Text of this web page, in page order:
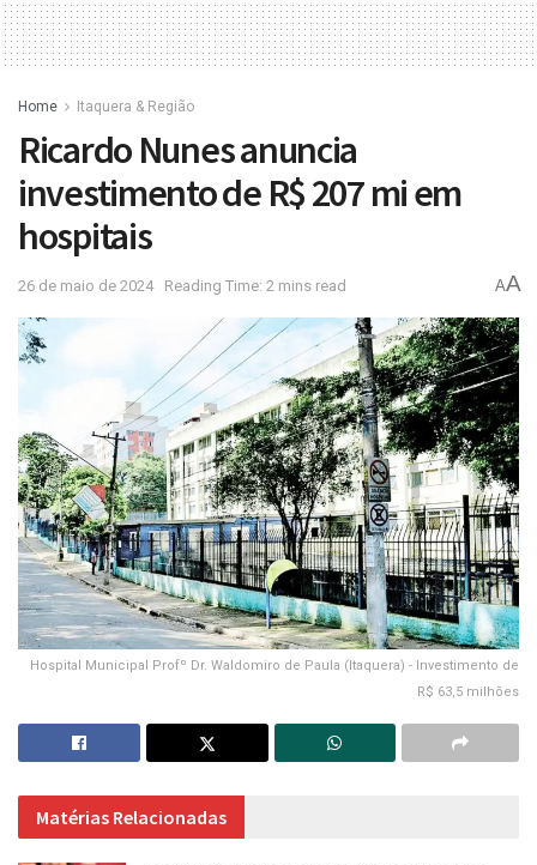
Home Itaquera & Região
Ricardo Nunes anuncia
investimento de R$ 207 mi em
hospitais
26 de maio de 2024 Reading Time: 2 mins read AA
Hospital Municipal Profº Dr. Waldomiro de Paula (Itaquera) - Investimento de
R$ 63,5 milhões
Matérias Relacionadas